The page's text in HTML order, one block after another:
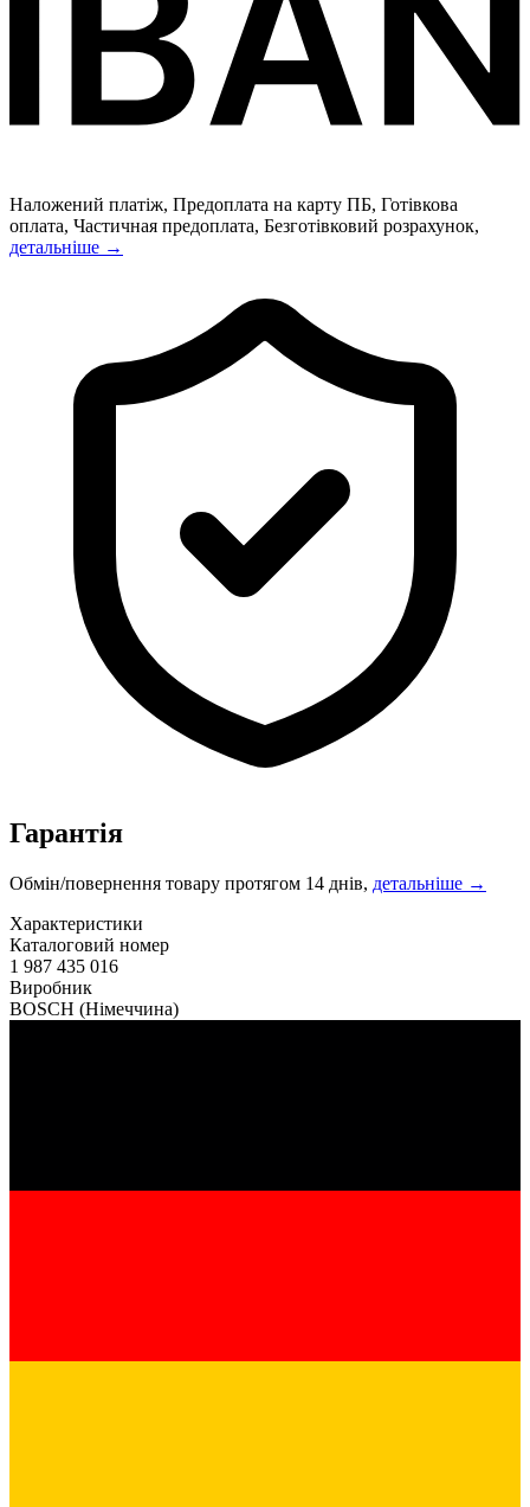
Наложений платіж, Предоплата на карту ПБ, Готівкова
оплата, Частичная предоплата, Безготівковий розрахунок,
детальніше →
Гарантія
Обмін/повернення товару протягом 14 днів, детальніше →
Характеристики
Каталоговий номер
1 987 435 016
Виробник
BOSCH (Німеччина)